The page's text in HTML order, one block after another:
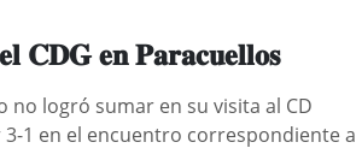
𝐂𝐃𝐆 𝐞𝐧 𝐏𝐚𝐫𝐚𝐜𝐮𝐞𝐥𝐥𝐨𝐬
logró sumar en su visita al CD
1 en el encuentro correspondiente a